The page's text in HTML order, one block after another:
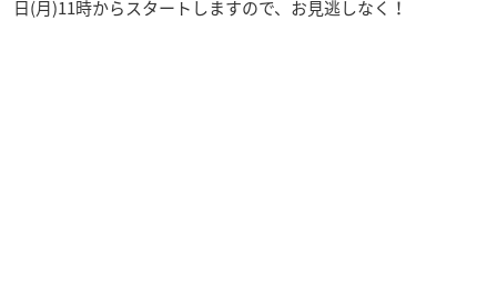
日(月)11時からスタートしますので、お見逃しなく！